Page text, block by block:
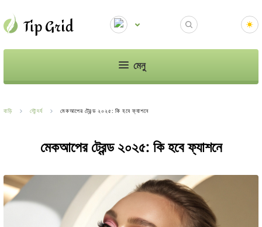
মেনু
বাড়ি সৌন্দর্য মেকআপের ট্রেন্ড ২০২৫: কি হবে ফ্যাশনে
মেকআপের ট্রেন্ড ২০২৫: কি হবে ফ্যাশনে